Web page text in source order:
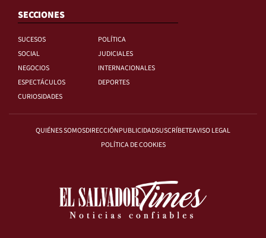
SECCIONES
SUCESOS
POLÍTICA
SOCIAL
JUDICIALES
NEGOCIOS
INTERNACIONALES
ESPECTÁCULOS
DEPORTES
CURIOSIDADES
QUIÉNES SOMOSDIRECCIÓNPUBLICIDADSUSCRÍBETEAVISO LEGAL
POLÍTICA DE COOKIES